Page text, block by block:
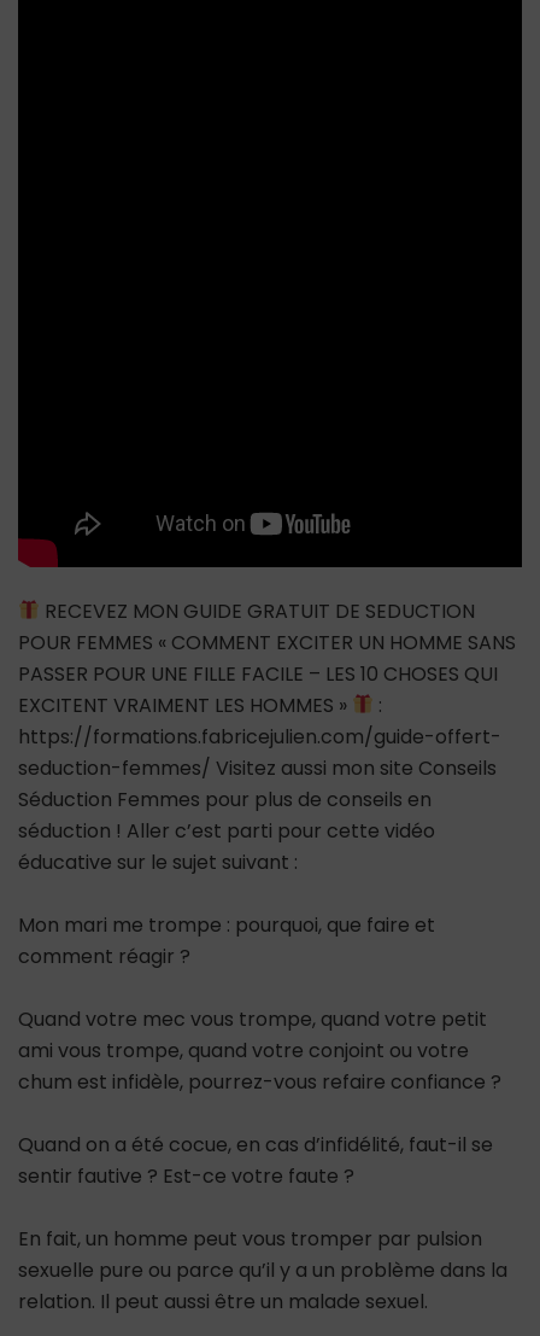
RECEVEZ MON GUIDE GRATUIT DE SEDUCTION
POUR FEMMES « COMMENT EXCITER UN HOMME SANS
PASSER POUR UNE FILLE FACILE – LES 10 CHOSES QUI
EXCITENT VRAIMENT LES HOMMES »
:
https://formations.fabricejulien.com/guide-offert-
seduction-femmes/ Visitez aussi mon site Conseils
Séduction Femmes pour plus de conseils en
séduction ! Aller c’est parti pour cette vidéo
éducative sur le sujet suivant :
Mon mari me trompe : pourquoi, que faire et
comment réagir ?
Quand votre mec vous trompe, quand votre petit
ami vous trompe, quand votre conjoint ou votre
chum est infidèle, pourrez-vous refaire confiance ?
Quand on a été cocue, en cas d’infidélité, faut-il se
sentir fautive ? Est-ce votre faute ?
En fait, un homme peut vous tromper par pulsion
sexuelle pure ou parce qu’il y a un problème dans la
relation. Il peut aussi être un malade sexuel.